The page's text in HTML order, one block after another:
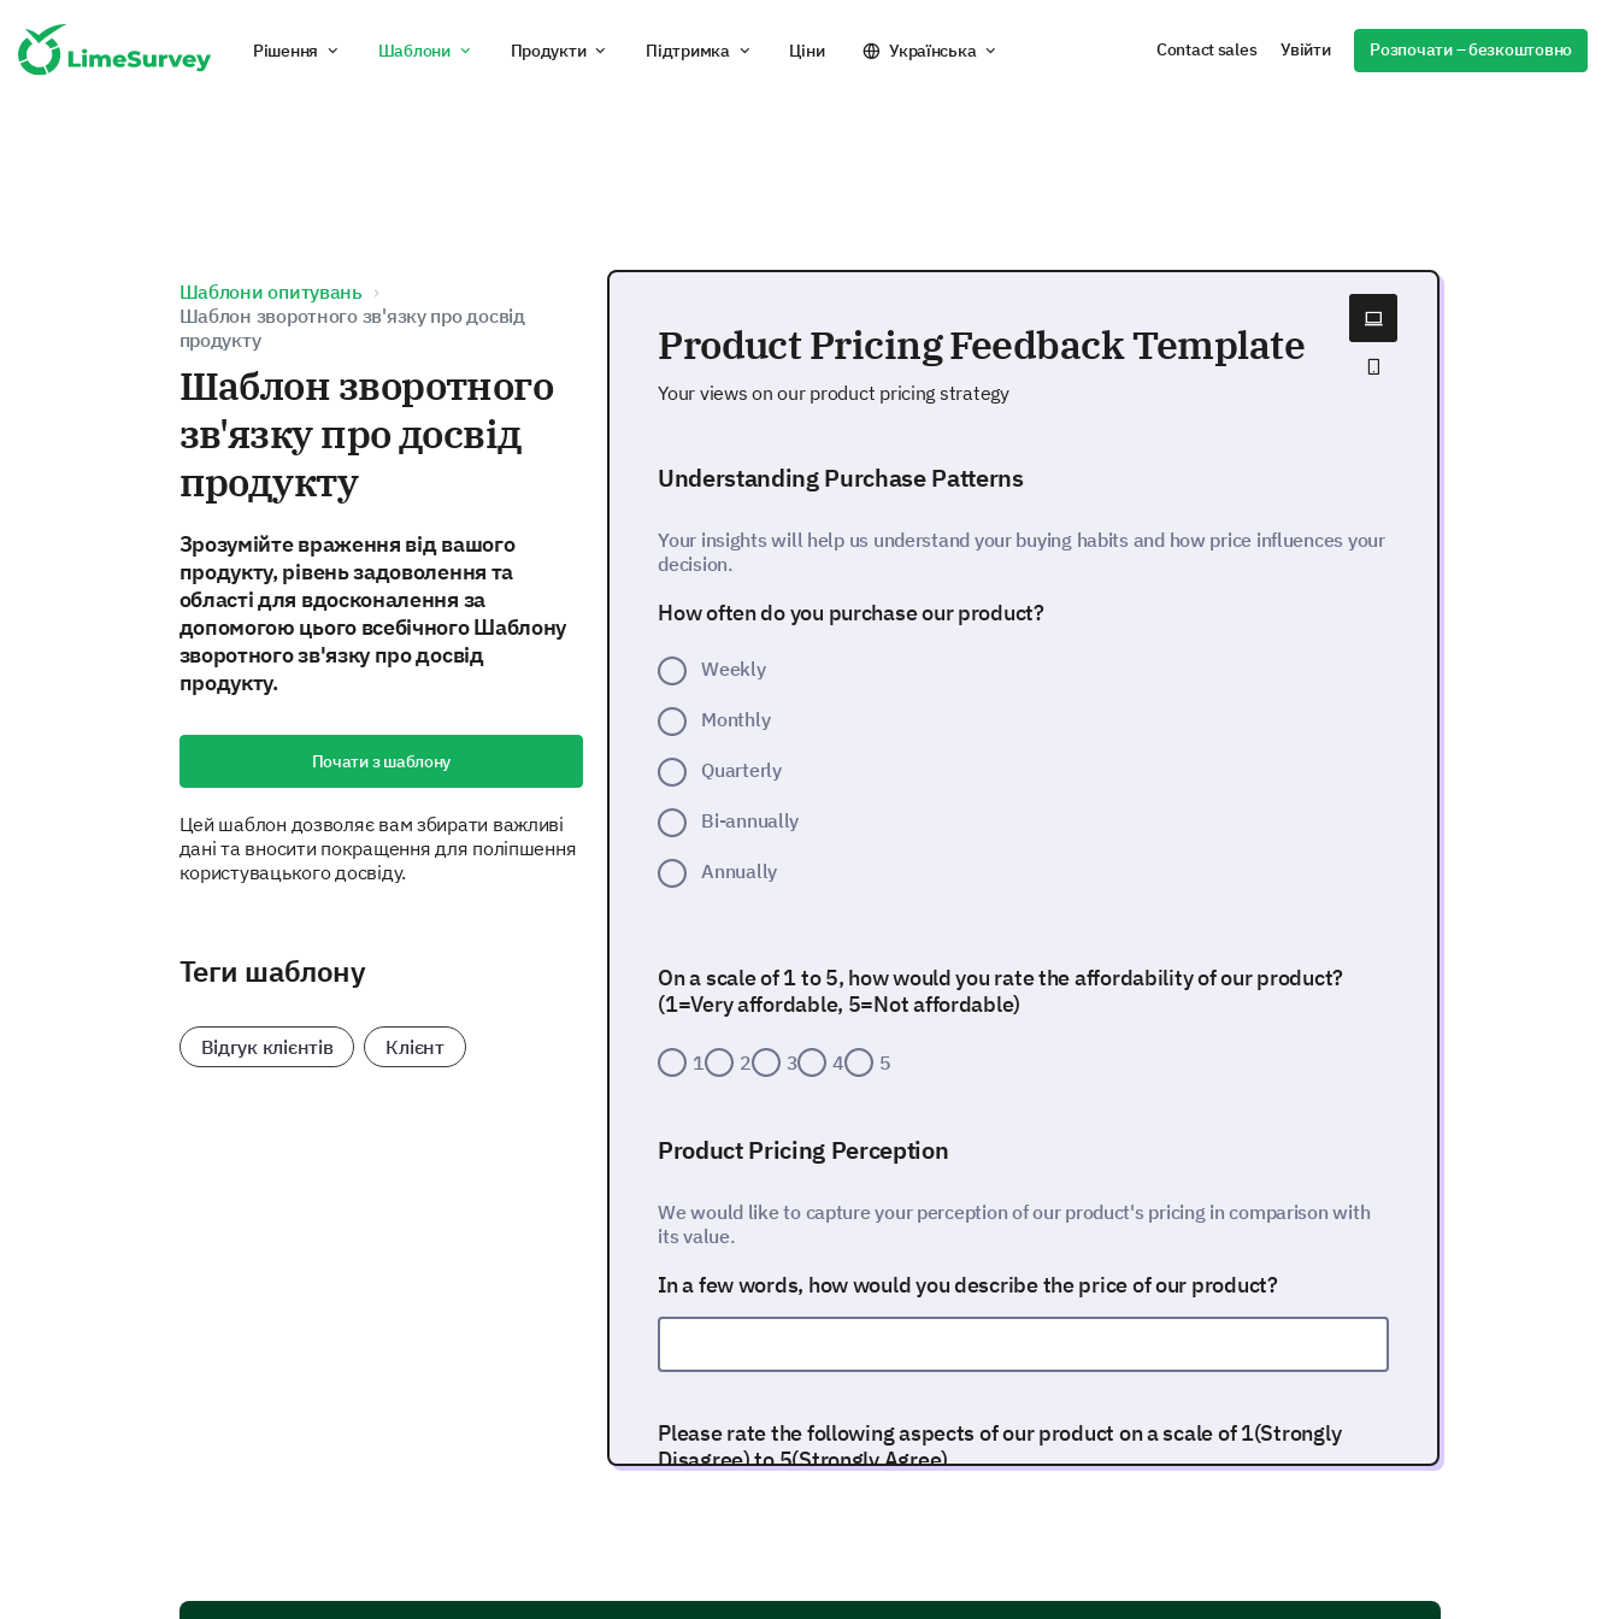
Рішення Шаблони Продукти Підтримка Ціни Українська Contact sales Увійти Розпочати – безкоштовно
Шаблони опитувань
Шаблон зворотного зв'язку про досвід
продукту
Шаблон зворотного
зв'язку про досвід
продукту
Зрозумійте враження від вашого
продукту, рівень задоволення та
області для вдосконалення за
допомогою цього всебічного Шаблону
зворотного зв'язку про досвід
продукту.
Почати з шаблону
Цей шаблон дозволяє вам збирати важливі
дані та вносити покращення для поліпшення
користувацького досвіду.
Теги шаблону
Відгук клієнтів Клієнт
Product Pricing Feedback Template
Your views on our product pricing strategy
Understanding Purchase Patterns
Your insights will help us understand your buying habits and how price influences your
decision.
How often do you purchase our product?
Weekly
Monthly
Quarterly
Bi-annually
Annually
On a scale of 1 to 5, how would you rate the affordability of our product?
(1=Very affordable, 5=Not affordable)
1 2 3 4 5
Product Pricing Perception
We would like to capture your perception of our product's pricing in comparison with
its value.
In a few words, how would you describe the price of our product?
Please rate the following aspects of our product on a scale of 1(Strongly
Disagree) to 5(Strongly Agree)
Product pricing is consistent with market trends